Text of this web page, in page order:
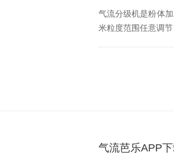
气流分级机是粉体加
米粒度范围任意调节
气流芭乐APP